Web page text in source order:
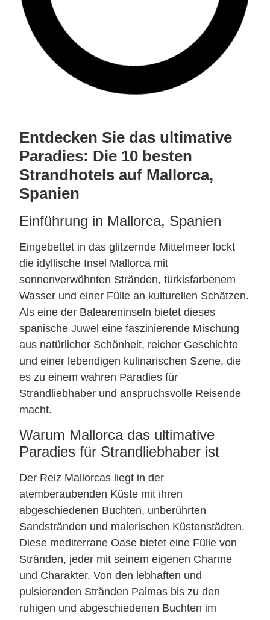
Entdecken Sie das ultimative
Paradies: Die 10 besten
Strandhotels auf Mallorca,
Spanien
Einführung in Mallorca, Spanien
Eingebettet in das glitzernde Mittelmeer lockt
die idyllische Insel Mallorca mit
sonnenverwöhnten Stränden, türkisfarbenem
Wasser und einer Fülle an kulturellen Schätzen.
Als eine der Baleareninseln bietet dieses
spanische Juwel eine faszinierende Mischung
aus natürlicher Schönheit, reicher Geschichte
und einer lebendigen kulinarischen Szene, die
es zu einem wahren Paradies für
Strandliebhaber und anspruchsvolle Reisende
macht.
Warum Mallorca das ultimative
Paradies für Strandliebhaber ist
Der Reiz Mallorcas liegt in der
atemberaubenden Küste mit ihren
abgeschiedenen Buchten, unberührten
Sandstränden und malerischen Küstenstädten.
Diese mediterrane Oase bietet eine Fülle von
Stränden, jeder mit seinem eigenen Charme
und Charakter. Von den lebhaften und
pulsierenden Stränden Palmas bis zu den
ruhigen und abgeschiedenen Buchten im